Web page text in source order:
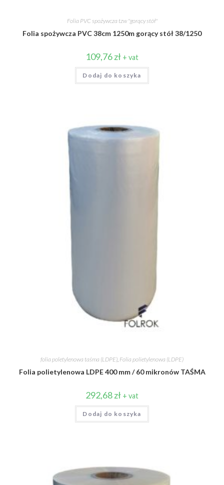
Folia PVC spożywcza tzw ''gorący stół''
Folia spożywcza PVC 38cm 1250m gorący stół 38/1250
109,76zł + vat
Dodaj do koszyka
folia poletylenowa taśma (LDPE), Folia polietylenowa (LDPE)
Folia polietylenowa LDPE 400 mm / 60 mikronów TAŚMA
292,68zł + vat
Dodaj do koszyka